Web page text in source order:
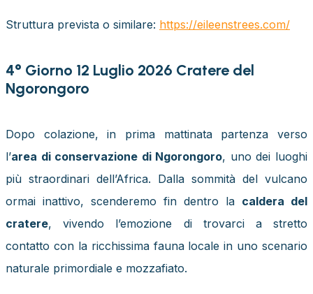
Struttura prevista o similare: https://eileenstrees.com/
4° Giorno 12 Luglio 2026 Cratere del
Ngorongoro
Dopo colazione, in prima mattinata partenza verso
l’area di conservazione di Ngorongoro, uno dei luoghi
più straordinari dell’Africa. Dalla sommità del vulcano
ormai inattivo, scenderemo fin dentro la caldera del
cratere, vivendo l’emozione di trovarci a stretto
contatto con la ricchissima fauna locale in uno scenario
naturale primordiale e mozzafiato.